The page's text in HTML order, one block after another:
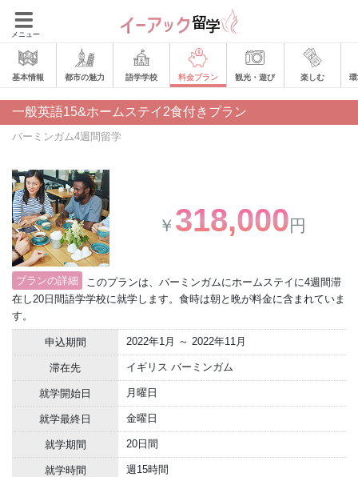
メニュー
基本情報 都市の魅力 語学学校 料金プラン 観光・遊び 楽しむ
一般英語15&ホームステイ2食付きプラン
バーミンガム4週間留学
￥ 318,000円
プランの詳細
このプランは、バーミンガムにホームステイに4週間滞
在し20日間語学学校に就学します。食時は朝と晩が料金に含まれていま
す。
申込期間 2022年1月 ～ 2022年11月
滞在先 イギリス バーミンガム
就学開始日 月曜日
就学最終日 金曜日
就学期間 20日間
就学時間 週15時間